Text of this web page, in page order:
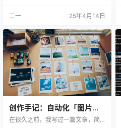
我的业余土法剪辑心得，看看我都
让我能零基础自学剪辑，并独立完
成这 15 期笔记软件测评视频的创
作，不同工具对应的时间轴如图所
示。 你也可以借此机会了解，一个
自媒体牛马究…
二一 25年4月14日
创作手记：自动化「图片压
缩 + 添加描边 + 图床上传」
在很久之前，我写过一篇文章，简